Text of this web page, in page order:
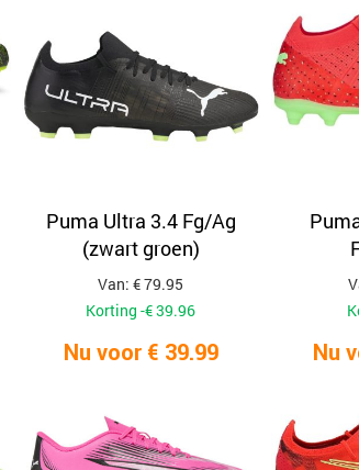
Puma Ultra 3.4 Fg/Ag
(zwart groen)
Van: € 79.95
Korting -€ 39.96
Nu voor € 39.99 Nu